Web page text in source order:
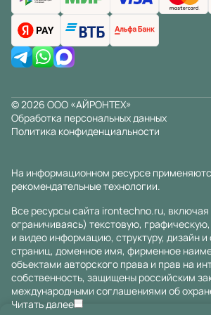
© 2026 ООО «АЙРОНТЕХ»
Обработка персональных данных
Политика конфиденциальности
На информационном ресурсе
рекомендательные технологии.
Все ресурсы сайта irontechno.ru,
ограничиваясь) текстовую,
и видео информацию, структуру, дизайн
страниц, доменное имя, фирменное
объектами авторского права и прав на
собственность, защищены российским
международными соглашениями об
Читать далее